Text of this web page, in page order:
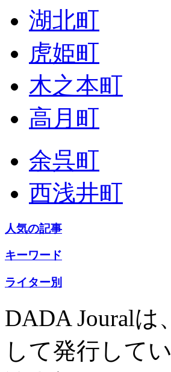
湖北町
虎姫町
木之本町
高月町
余呉町
西浅井町
人気の記事
キーワード
ライター別
DADA Joural
して発行して